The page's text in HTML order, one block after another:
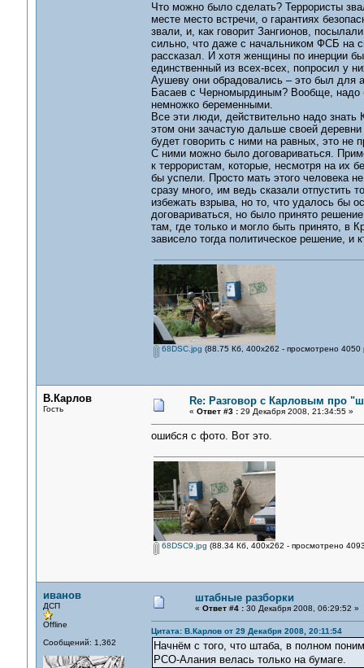
Что можно было сделать? Террористы
месте место встречи, о гарантиях
звали, и, как говорит Зангионов,
сильно, что даже с начальником ФСБ на
рассказал. И хотя женщины по инерции
единственный из всех-всех, попросил у
Аушеву они обрадовались – это был для
Басаев с Черномырдиным? Вообще, надо
немножко беременными.
Все эти люди, действительно надо
этом они зачастую дальше своей
будет говорить с ними на равных, это не
С ними можно было договариваться.
к террористам, которые, несмотря на их
бы успели. Просто мать этого человека
сразу много, им ведь сказали
избежать взрыва, но то, что удалось бы
договариваться, но было принято
там, где только и могло быть принято, в
зависело тогда политическое решение, и
68DSC.jpg (88.75 Кб, 400x262 - просмотрено 4050
В.Карлов
Гость
Re: Разговор с Карловым про
« Ответ #3 :29 Декабря 2008, 21:34:55 »
ошибся с фото. Вот это.
68DSC9.jpg (88.34 Кб, 400x262 - просмотрено
иванов
ДСП
Offline
Сообщений: 1,362
штабные разборки
« Ответ #4 :30 Декабря 2008, 06:29:52 »
Цитата: В.Карлов от 29 Декабря 2008, 20:11:54
Начнём с того, что штаба, в полном
РСО-Алания велась только на бумаге.